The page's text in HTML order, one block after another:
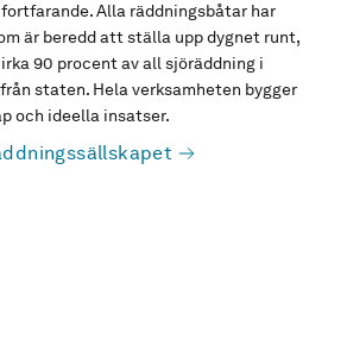
Alla räddningsbåtar har
är beredd att ställa upp dygnet runt,
90 procent av all sjöräddning i
staten. Hela verksamheten bygger
och ideella insatser.